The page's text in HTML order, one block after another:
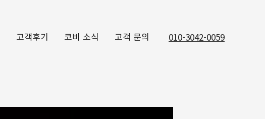
고객후기 코비 소식 고객 문의 010-3042-0059